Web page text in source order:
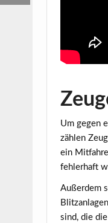
Um gegen
zählen
ein
fehlerhaft
Außerdem
sind, die